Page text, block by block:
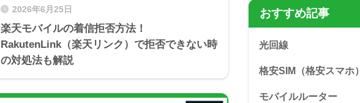
2026年6月25日
楽天モバイルの着信拒否方法！
RakutenLink（楽天リンク）で拒否できない時
の対処法も解説
おすすめ記事
光回線
格安SIM（格安スマホ）
モバイルルーター